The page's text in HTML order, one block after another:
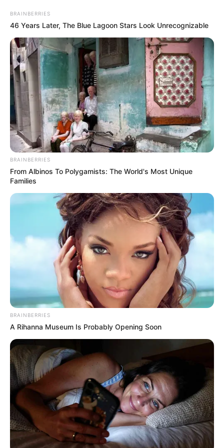
GEREI – Plat – 1300 mètres.
Analyse Quinté+ : les profils les
plus tranchants pour un Quinté
explosif
Ce Quinté sur la PSF de Deauville s’annonce très
ouvert. Pourtant, des chevaux ressortent nettement
BRAINBERRIES
46 Years Later, The Blue Lagoon Stars Look Unrecognizable
BRAINBERRIES
From Albinos To Polygamists: The World's Most Unique
Families
BRAINBERRIES
A Rihanna Museum Is Probably Opening Soon